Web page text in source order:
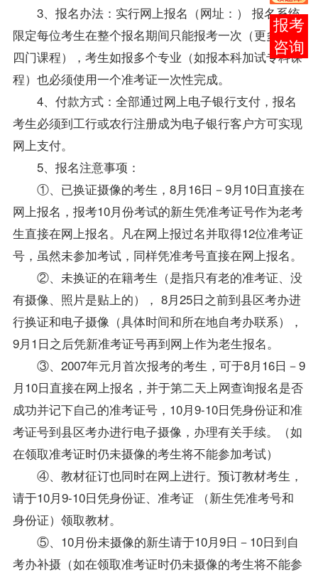
3、报名办法：实行网上报名（网址： ） 报名系统
限定每位考生在整个报名期间只能报考一次（更多能报
四门课程），考生如报多个专业 （如报本科加试专科课
程）也必须使用一个准考证一次性完成。
4、付款方式：全部通过网上电子银行支付，报名
考生必须到工行或农行注册成为电子银行客户方可实现
网上支付。
5、报名注意事项：
①、已换证摄像的考生，8月16日－9月10日直接在
网上报名，报考10月份考试的新生凭准考证号作为老考
生直接在网上报名。凡在网上报过名并取得12位准考证
号，虽然未参加考试，同样凭准考号直接在网上报名。
②、未换证的在籍考生（是指只有老的准考证、没
有摄像、照片是贴上的）， 8月25日之前到县区考办进
行换证和电子摄像（具体时间和所在地自考办联系），
9月1日之后凭新准考证号再到网上作为老生报名。
③、2007年元月首次报考的考生，可于8月16日－9
月10日直接在网上报名，并于第二天上网查询报名是否
成功并记下自己的准考证号，10月9-10日凭身份证和准
考证号到县区考办进行电子摄像，办理有关手续。（如
在领取准考证时仍未摄像的考生将不能参加考试）
④、 教材征订也同时在网上进行。预订教材考生，
请于10月9-10日凭身份证、准考证 （新生凭准考号和
身份证）领取教材。
⑤、10月份未摄像的新生请于10月9日－10日到自
考办补摄（如在领取准考证时仍未摄像的考生将不能参
在线
客服